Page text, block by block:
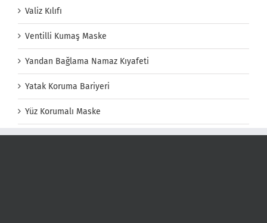
Valiz Kılıfı
Ventilli Kumaş Maske
Yandan Bağlama Namaz Kıyafeti
Yatak Koruma Bariyeri
Yüz Korumalı Maske